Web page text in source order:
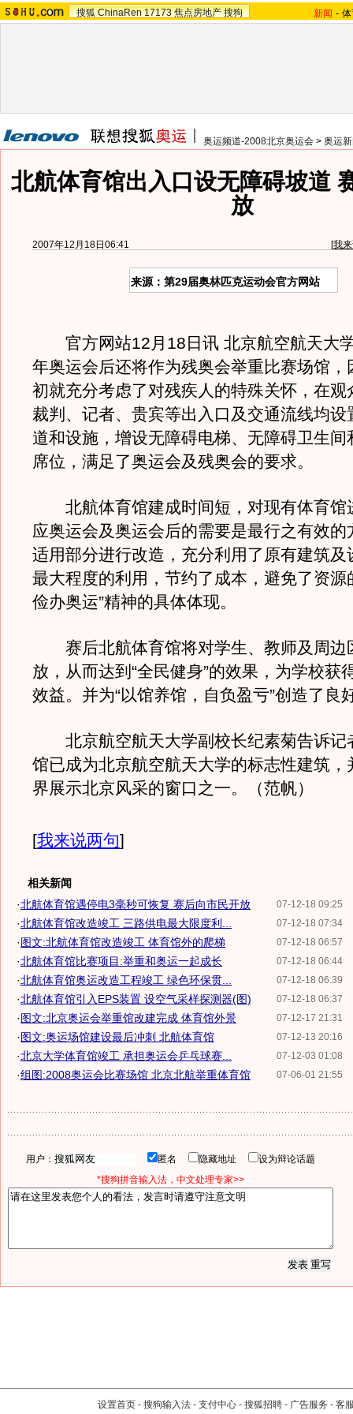
搜狐 ChinaRen 17173 焦点房地产 搜狗 新闻 -
奥运频道-2008北京奥运会 > 奥运
北航体育馆出入口设无障碍坡道
放
2007年12月18日06:41 [我
来源：第29届奥林匹克运动会官方网站
官方网站12月18日讯 北京航空航天大
年奥运会后还将作为残奥会举重比赛场馆，
初就充分考虑了对残疾人的特殊关怀，在观
裁判、记者、贵宾等出入口及交通流线均设
道和设施，增设无障碍电梯、无障碍卫生间
席位，满足了奥运会及残奥会的要求。
北航体育馆建成时间短，对现有体育馆
应奥运会及奥运会后的需要是最行之有效的
适用部分进行改造，充分利用了原有建筑及
最大程度的利用，节约了成本，避免了资源
俭办奥运”精神的具体体现。
赛后北航体育馆将对学生、教师及周边
放，从而达到“全民健身”的效果，为学校获
效益。并为“以馆养馆，自负盈亏”创造了良
北京航空航天大学副校长纪素菊告诉记
馆已成为北京航空航天大学的标志性建筑，
界展示北京风采的窗口之一。（范帆）
[我来说两句]
相关新闻
07-12-18 09:25
·北航体育馆遇停电3毫秒可恢复 赛后向市民开放
07-12-18 07:34
·北航体育馆改造竣工 三路供电最大限度利...
07-12-18 06:57
·图文:北航体育馆改造竣工 体育馆外的爬梯
07-12-18 06:44
·北航体育馆比赛项目:举重和奥运一起成长
07-12-18 06:39
·北航体育馆奥运改造工程竣工 绿色环保贯...
07-12-18 06:37
·北航体育馆引入EPS装置 设空气采样探测器(图)
07-12-17 21:31
·图文:北京奥运会举重馆改建完成 体育馆外景
07-12-13 20:16
·图文:奥运场馆建设最后冲刺 北航体育馆
07-12-03 01:08
·北京大学体育馆竣工 承担奥运会乒乓球赛...
07-06-01 21:55
·组图:2008奥运会比赛场馆 北京北航举重体育馆
用户： 匿名 隐藏地址
设为辩论话题
*搜狗拼音输入法，中文处理专家>>
设置首页 - 搜狗输入法 - 支付中心 - 搜狐招聘 - 广告服务 - 客